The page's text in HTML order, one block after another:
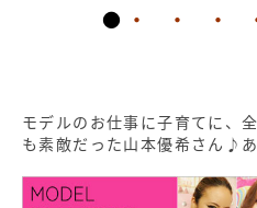
・ ・ ・
モデルのお仕事に子育てに、
も素敵だった山本優希さん♪